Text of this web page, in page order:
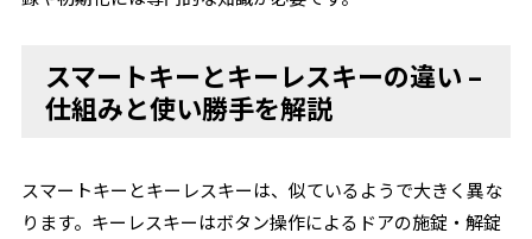
スマートキーとキーレスキーの違い –
仕組みと使い勝手を解説
スマートキーとキーレスキーは、似ているようで大きく異な
ります。キーレスキーはボタン操作によるドアの施錠・解錠